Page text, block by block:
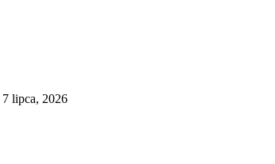
7 lipca, 2026